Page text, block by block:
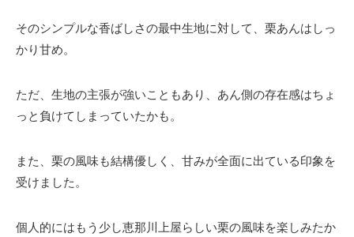
そのシンプルな香ばしさの最中生地に対して、栗あんはしっ
かり甘め。
ただ、生地の主張が強いこともあり、あん側の存在感はちょ
っと負けてしまっていたかも。
また、栗の風味も結構優しく、甘みが全面に出ている印象を
受けました。
個人的にはもう少し恵那川上屋らしい栗の風味を楽しみたか